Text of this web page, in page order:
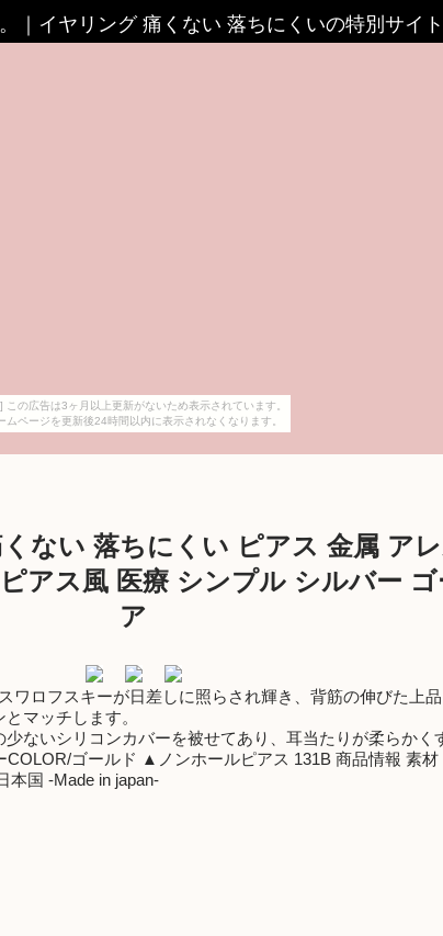
この広告は3ヶ月以上更新がないため表示されています。
ムページを更新後24時間以内に表示されなくなります。
イヤリング 痛くない 落ちにくいの特別サイ
ない 落ちにくい ピアス 金属 ア
アス風 医療 シンプル シルバー
ア
ロフスキーが日差しに照らされ輝き、背筋の伸びた上品
マッチします。
ないシリコンカバーを被せてあり、耳当たりが柔らかく
ゴールド ▲ノンホールピアス 131B 商品情報 素
本国 -Made in japan-